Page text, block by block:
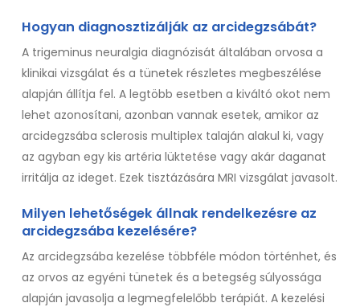
Hogyan diagnosztizálják az arcidegzsábát?
A trigeminus neuralgia diagnózisát általában orvosa a
klinikai vizsgálat és a tünetek részletes megbeszélése
alapján állítja fel. A legtöbb esetben a kiváltó okot nem
lehet azonosítani, azonban vannak esetek, amikor az
arcidegzsába sclerosis multiplex talaján alakul ki, vagy
az agyban egy kis artéria lüktetése vagy akár daganat
irritálja az ideget. Ezek tisztázására MRI vizsgálat javasolt.
Milyen lehetőségek állnak rendelkezésre az
arcidegzsába kezelésére?
Az arcidegzsába kezelése többféle módon történhet, és
az orvos az egyéni tünetek és a betegség súlyossága
alapján javasolja a legmegfelelőbb terápiát. A kezelési